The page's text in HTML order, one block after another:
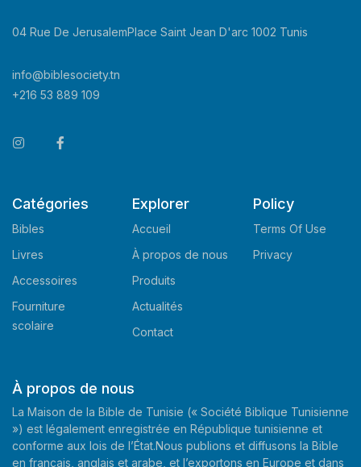
04 Rue De JerusalemPlace Saint Jean D'arc 1002 Tunis
info@biblesociety.tn
+216 53 889 109
Catégories
Bibles
Livres
Accessoires
Fourniture
scolaire
Explorer
Accueil
À propos de nous
Produits
Actualités
Contact
Policy
Terms Of Use
Privacy
À propos de nous
La Maison de la Bible de Tunisie (« Société Biblique Tunisienne
») est légalement enregistrée en République tunisienne et
conforme aux lois de l’État.Nous publions et diffusons la Bible
en français, anglais et arabe, et l’exportons en Europe et dans